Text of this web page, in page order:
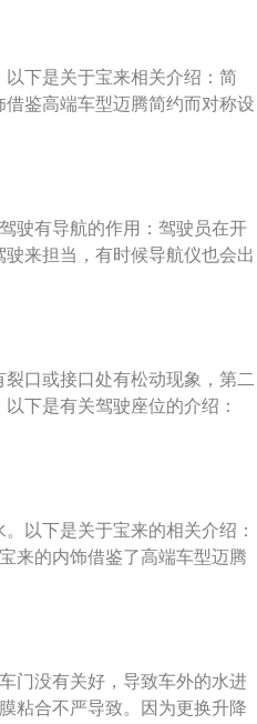
泥泞路面的车辆，排水孔处容
漏入副驾驶。车主可以使用细
圈密封，在使用过程中要注意
，一定要经常用除尘掸进行清
行开启天窗，这样会损坏到天
有软管进行疏导，漏进车门的
位置较低，长期行驶在泥泞路
下是关于宝来相关介绍：简
鉴高端车型迈腾简约而对称设
大众家族式前脸设计，前大灯
加流畅，同时采用全新设计铝
驶有导航的作用：驾驶员在开
来担当，有时候导航仪也会出
察道路情况的作用：驾驶员开
身心疲劳：经常保持与驾驶员
口或接口处有松动现象，第二
下是有关驾驶座位的介绍：
现，在碰撞中，除非超级严重
置能够沾到驾驶员的光，在出
躲，也还有司机在前面顶着，
大多数驾驶员还是能系好安全
是，车在他们手里，在紧急情
以下是关于宝来的相关介绍：
来的内饰借鉴了高端车型迈腾
设计：全新宝来采用了大众家
款宝来有较大区别，变得更加
门没有关好，导致车外的水进
粘合不严导致。因为更换升降